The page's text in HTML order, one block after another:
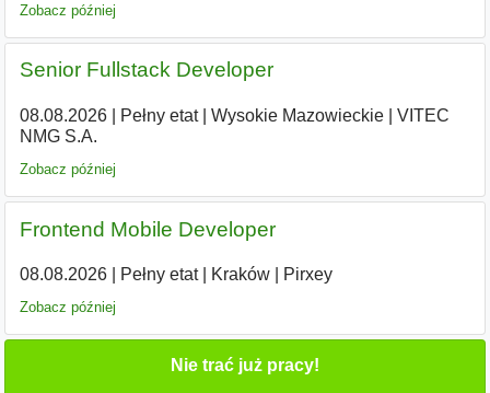
Zobacz później
Senior Fullstack Developer
08.08.2026| Pełny etat| Wysokie Mazowieckie|
VITEC
NMG S.A.
Zobacz później
Frontend Mobile Developer
08.08.2026| Pełny etat| Kraków| Pirxey
Zobacz później
Nie trać już pracy!